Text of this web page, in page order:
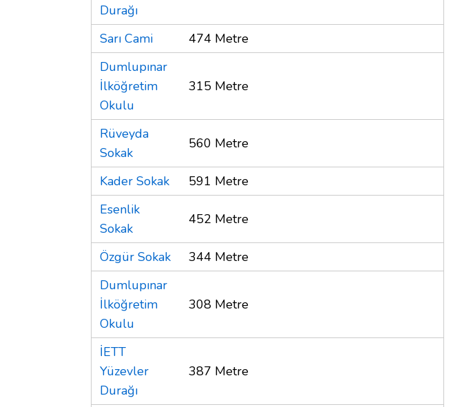
Durağı
Sarı Cami
474 Metre
Dumlupınar
İlköğretim
Okulu
315 Metre
Rüveyda
Sokak
560 Metre
Kader Sokak
591 Metre
Esenlik
Sokak
452 Metre
Özgür Sokak
344 Metre
Dumlupınar
İlköğretim
Okulu
308 Metre
İETT
Yüzevler
Durağı
387 Metre